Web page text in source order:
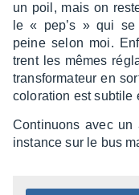
un poil, mais on
le « pep’s » qui
peine selon moi.
trent les mêmes
trans­for­ma­teur en
colo­ra­tion est subtile
Conti­nuons avec un
instance sur le bus